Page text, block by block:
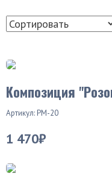
Композиция
Артикул: РМ-20
1 470₽